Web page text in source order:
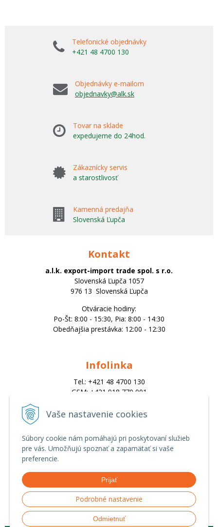
Vaše nastavenie cookies
Súbory cookie nám pomáhajú pri poskytovaní služieb
pre vás. Umožňujú spoznať a zapamätať si vaše
preferencie.
Prijať
Podrobné nastavenie
Odmietnuť
Telefonické objednávky
+421 48 4700 130
Objednávky e-mailom
objednavky@alk.sk
Tovar na sklade
expedujeme do 24hod.
Zákaznícky servis
a starostlivosť
Kamenná predajňa
Slovenská Ľupča
Kontakt
a.l.k. export-import trade spol. s r.o.
Slovenská Ľupča 1057
976 13 Slovenská Ľupča
Otváracie hodiny:
Po-Št: 8:00 - 15:30, Pia: 8:00 - 14:30
Obedňajšia prestávka: 12:00 - 12:30
Infolinka
Tel.: +421 48 4700 130
GSM: +421 918 770 001
trade@alk.sk
Obchodné podmienky
Ochrana osobných údajov
Možnosti platby a doprava
Reklamačný poriadok